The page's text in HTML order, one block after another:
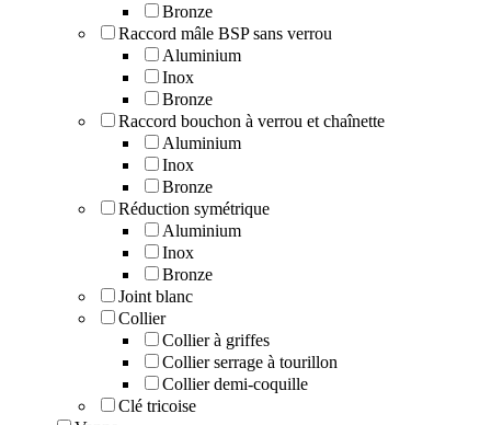
Bronze
Raccord mâle BSP sans verrou
Aluminium
Inox
Bronze
Raccord bouchon à verrou et chaînette
Aluminium
Inox
Bronze
Réduction symétrique
Aluminium
Inox
Bronze
Joint blanc
Collier
Collier à griffes
Collier serrage à tourillon
Collier demi-coquille
Clé tricoise